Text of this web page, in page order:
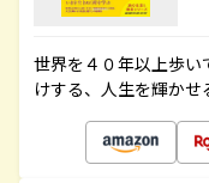
世界を４０年以上歩
けする、人生を輝か